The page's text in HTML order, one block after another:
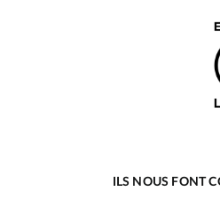
ILS NOUS FONT